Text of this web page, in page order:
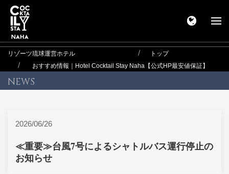
リゾーツ琉球運営ホテル
トップ
おすすめ情報｜Hotel Cocktail Stay Naha【公式HP最安値保証】
NEWS
2026/06/26
≪重要≫台風7号によるシャトルバス運行停止の
お知らせ